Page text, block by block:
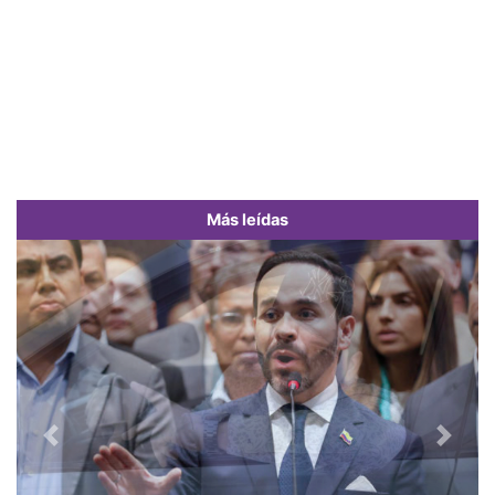
Más leídas
Previous Next